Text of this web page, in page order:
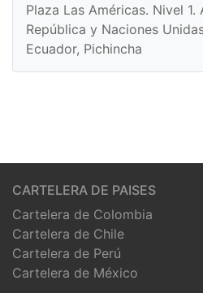
Plaza Las Américas. Nivel 1.
República y Naciones
Ecuador, Pichincha
CARTELERA DE PAISES
Cartelera de Colombia
Cartelera de Chile
Cartelera de Perú
Cartelera de México